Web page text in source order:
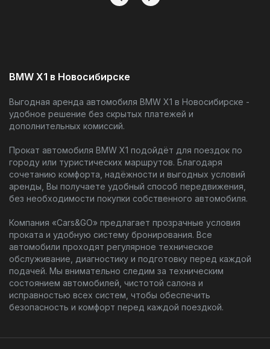
для поездки на 300 км от города. Автомобиль
BMW X1 в Новосибирске
Выгодная аренда автомобиля BMW X1 в Новосибирске -
удобное решение без скрытых платежей и
дополнительных комиссий.
Прокат автомобиля BMW X1 подойдёт для поездок по
городу или туристических маршрутов. Благодаря
сочетанию комфорта, надёжности и выгодных условий
аренды, Вы получаете удобный способ передвижения,
без необходимости покупки собственного автомобиля.
Компания «Cars&GO» предлагает прозрачные условия
проката и удобную систему бронирования. Все
автомобили проходят регулярное техническое
обслуживание, диагностику и подготовку перед каждой
подачей. Мы внимательно следим за техническим
состоянием автомобилей, чистотой салона и
исправностью всех систем, чтобы обеспечить
безопасность и комфорт перед каждой поездкой.